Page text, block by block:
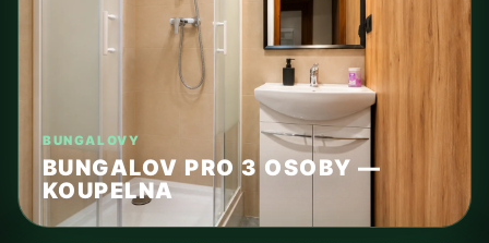
BUNGALOVY
BUNGALOV PRO 3 OSOBY —
KOUPELNA